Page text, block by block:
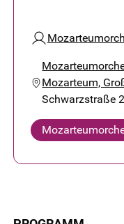
Mozarteum,
Schwarzstraße